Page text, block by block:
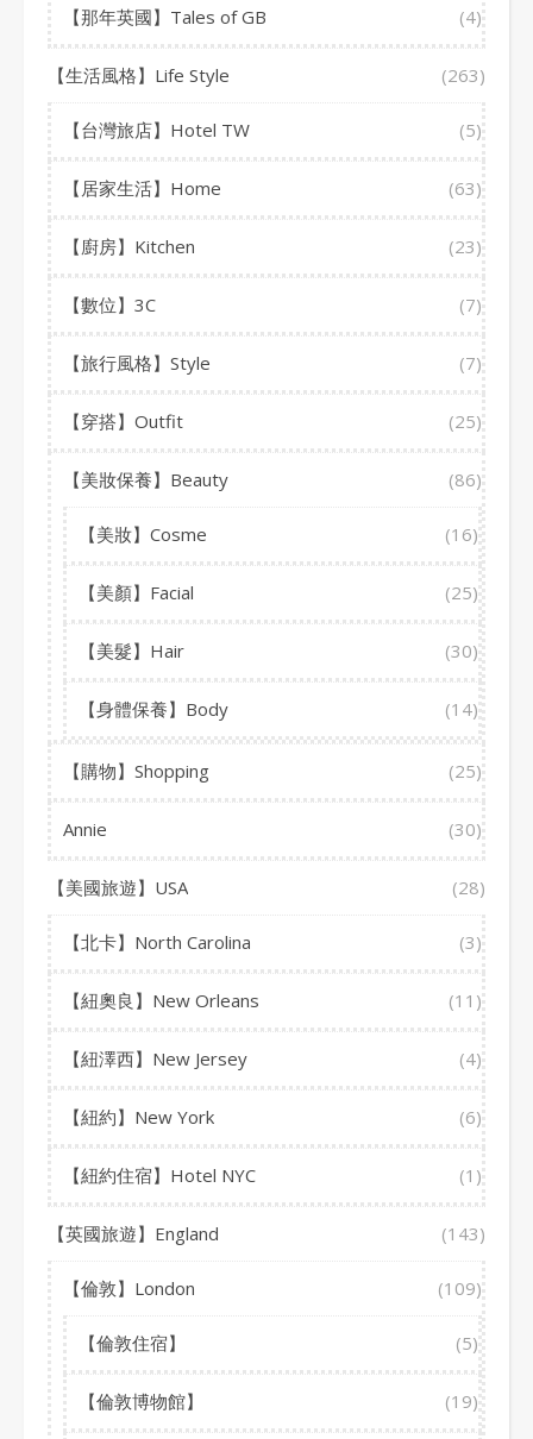
【那年英國】Tales of GB (4)
【生活風格】Life Style (263)
【台灣旅店】Hotel TW (5)
【居家生活】Home (63)
【廚房】Kitchen (23)
【數位】3C (7)
【旅行風格】Style (7)
【穿搭】Outfit (25)
【美妝保養】Beauty (86)
【美妝】Cosme (16)
【美顏】Facial (25)
【美髮】Hair (30)
【身體保養】Body (14)
【購物】Shopping (25)
Annie (30)
【美國旅遊】USA (28)
【北卡】North Carolina (3)
【紐奧良】New Orleans (11)
【紐澤西】New Jersey (4)
【紐約】New York (6)
【紐約住宿】Hotel NYC (1)
【英國旅遊】England (143)
【倫敦】London (109)
【倫敦住宿】 (5)
【倫敦博物館】 (19)